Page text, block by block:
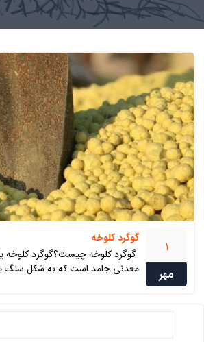
1
مهر
گوگرد کلوخه
گوگرد کلوخه چیست؟گوگرد کلوخه
معدنی جامد است که به شکل سنگ